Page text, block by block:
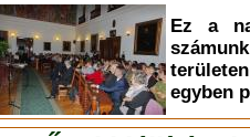
Ez a
egyben